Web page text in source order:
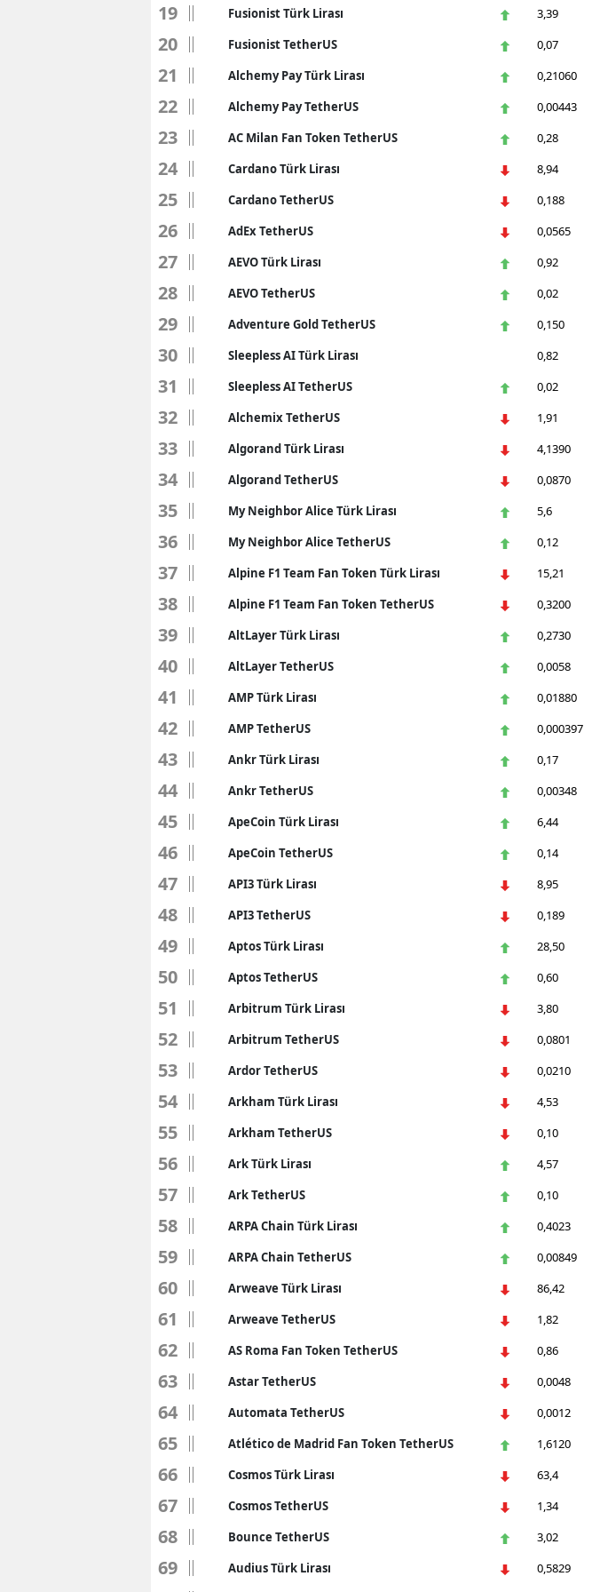
19 Fusionist Türk Lirası 3,39
20 Fusionist TetherUS 0,07
21 Alchemy Pay Türk Lirası 0,21060
22 Alchemy Pay TetherUS 0,00443
23 AC Milan Fan Token TetherUS 0,28
24 Cardano Türk Lirası 8,94
25 Cardano TetherUS 0,188
26 AdEx TetherUS 0,0565
27 AEVO Türk Lirası 0,92
28 AEVO TetherUS 0,02
29 Adventure Gold TetherUS 0,150
30 Sleepless AI Türk Lirası 0,82
31 Sleepless AI TetherUS 0,02
32 Alchemix TetherUS 1,91
33 Algorand Türk Lirası 4,1390
34 Algorand TetherUS 0,0870
35 My Neighbor Alice Türk Lirası 5,6
36 My Neighbor Alice TetherUS 0,12
37 Alpine F1 Team Fan Token Türk Lirası 15,21
38 Alpine F1 Team Fan Token TetherUS 0,3200
39 AltLayer Türk Lirası 0,2730
40 AltLayer TetherUS 0,0058
41 AMP Türk Lirası 0,01880
42 AMP TetherUS 0,000397
43 Ankr Türk Lirası 0,17
44 Ankr TetherUS 0,00348
45 ApeCoin Türk Lirası 6,44
46 ApeCoin TetherUS 0,14
47 API3 Türk Lirası 8,95
48 API3 TetherUS 0,189
49 Aptos Türk Lirası 28,50
50 Aptos TetherUS 0,60
51 Arbitrum Türk Lirası 3,80
52 Arbitrum TetherUS 0,0801
53 Ardor TetherUS 0,0210
54 Arkham Türk Lirası 4,53
55 Arkham TetherUS 0,10
56 Ark Türk Lirası 4,57
57 Ark TetherUS 0,10
58 ARPA Chain Türk Lirası 0,4023
59 ARPA Chain TetherUS 0,00849
60 Arweave Türk Lirası 86,42
61 Arweave TetherUS 1,82
62 AS Roma Fan Token TetherUS 0,86
63 Astar TetherUS 0,0048
64 Automata TetherUS 0,0012
65 Atlético de Madrid Fan Token TetherUS 1,6120
66 Cosmos Türk Lirası 63,4
67 Cosmos TetherUS 1,34
68 Bounce TetherUS 3,02
69 Audius Türk Lirası 0,5829